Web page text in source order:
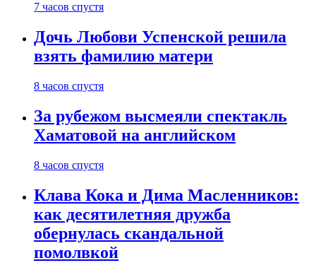
7 часов спустя
Дочь Любови Успенской решила
взять фамилию матери
8 часов спустя
За рубежом высмеяли спектакль
Хаматовой на английском
8 часов спустя
Клава Кока и Дима Масленников:
как десятилетняя дружба
обернулась скандальной
помолвкой